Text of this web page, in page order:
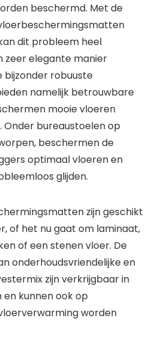
beschermd. Met de
dit probleem heel
zeer elegante manier
bijzonder robuuste
namelijk betrouwbare
mooie vloeren
Onder bureaustoelen op
beschermen de
optimaal vloeren en
glijden.
zijn geschikt
of het nu gaat om laminaat,
of een stenen vloer. De
onderhoudsvriendelijke en
zijn verkrijgbaar in
kunnen ook op
worden